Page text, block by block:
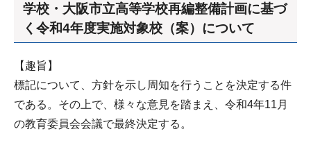
学校・大阪市立高等学校再編整備計画に基づ
く令和4年度実施対象校（案）について
【趣旨】
標記について、方針を示し周知を行うことを決定する件
である。その上で、様々な意見を踏まえ、令和4年11月
の教育委員会会議で最終決定する。